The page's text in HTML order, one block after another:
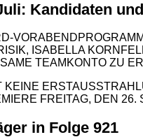
Kandidaten
ISABELLA
TEAMKONTO ZU
KEINE
FREITAG, DEN
in Folge 921